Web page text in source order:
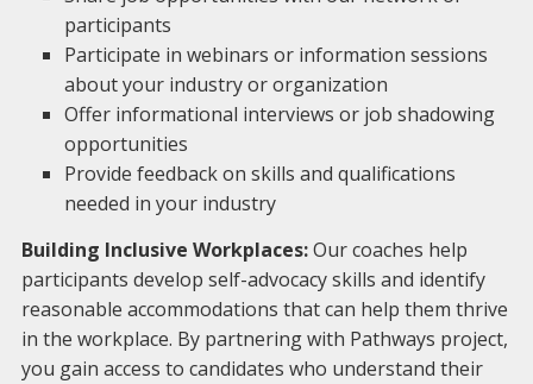
participants
Participate in webinars or information sessions
about your industry or organization
Offer informational interviews or job shadowing
opportunities
Provide feedback on skills and qualifications
needed in your industry
Building Inclusive Workplaces:Our coaches help
participants develop self-advocacy skills and identify
reasonable accommodations that can help them thrive
in the workplace. By partnering with Pathways project,
you gain access to candidates who understand their